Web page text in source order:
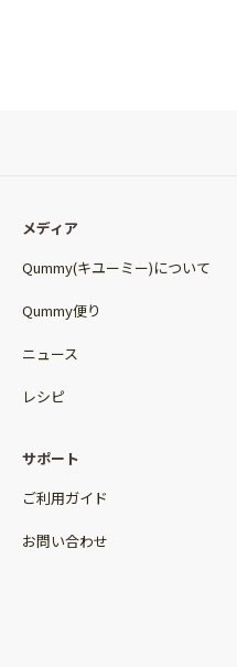
メディア
Qummy(キユーミー)について
Qummy便り
ニュース
レシピ
サポート
ご利用ガイド
お問い合わせ